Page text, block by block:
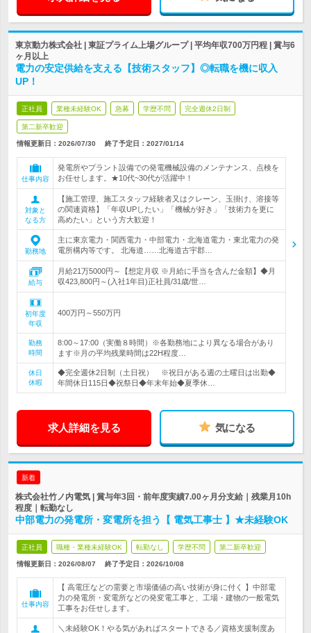
東京動力株式会社 | 東証プライム上場グループ | 平均年収700万円程 | 賞与6
ヶ月以上
電力の安定供給を支える【技術スタッフ】◎転職を機に収入
UP！
正社員 業種未経験OK 急募 学歴不問 完全週休2日制
第二新卒歓迎
情報更新日：2026/07/30 終了予定日： 2027/01/14
仕事内容
発電所やプラント設備での発電機械設備のメンテナンス、点検を
お任せします。★10代~30代が活躍中！
対象と
なる方
【施工管理、施工スタッフ経験者又はクレーン、玉掛け、溶接等
の関連資格】「年収UPしたい」「機械が好き」「技術力を更に
高めたい」という方大歓迎！
勤務地
主に東京電力・関西電力・中部電力・北海道電力・東北電力の発
電所構内等です。 北海道……北海道古宇郡…
給与
月給21万5000円～【想定月収 ※月給に手当を含んだ金額】◆月
収423,800円～(入社1年目)正社員/31歳/世…
初年度
年収
400万円～550万円
勤務
時間
8:00～17:00（実働８時間）※各勤務地により異なる場合があり
ます※月の平均残業時間は22H程度…
休日
休暇
◆完全週休2日制（土日祝） ※祝日がある週の土曜日は出勤◆
年間休日115日◆祝祭日◆年末年始◆夏季休…
求人詳細を見る 気になる
新着
株式会社竹ノ内電気 | 賞与年3回・前年度実績7.00ヶ月分支給｜残業月10h
程度｜転勤なし
中部電力の発電所・変電所を担う【 電気工事士 】★未経験OK
正社員 職種・業種未経験OK 転勤なし 学歴不問 第二新卒歓迎
情報更新日：2026/08/07 終了予定日： 2026/10/08
仕事内容
【 高電圧などの需要と市場価値の高い技術が身に付く 】中部電
力の発電所・変電所などの発変電工事と、工場・建物の一般電気
工事をお任せします。
＼未経験OK！やる気があればスタートできる／資格支援制度あ